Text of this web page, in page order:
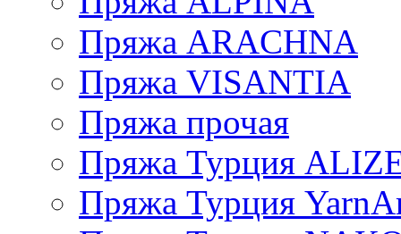
Пряжа ARACHNA
Пряжа VISANTIA
Пряжа прочая
Пряжа Турция
Пряжа Турция